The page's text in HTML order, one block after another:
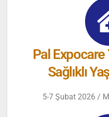
Pal Expocare
Sağlıklı
5-7 Şubat 2026 /